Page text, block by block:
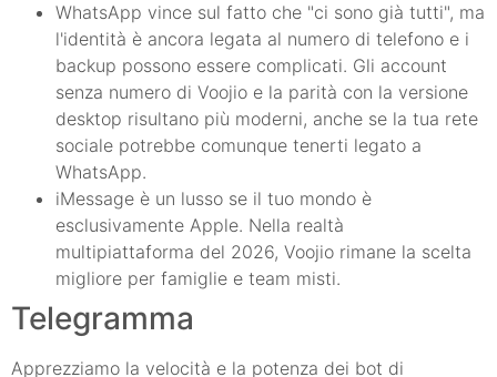
WhatsApp vince sul fatto che "ci sono già tutti", ma
l'identità è ancora legata al numero di telefono e i
backup possono essere complicati. Gli account
senza numero di Voojio e la parità con la versione
desktop risultano più moderni, anche se la tua rete
sociale potrebbe comunque tenerti legato a
WhatsApp.
iMessage è un lusso se il tuo mondo è
esclusivamente Apple. Nella realtà
multipiattaforma del 2026, Voojio rimane la scelta
migliore per famiglie e team misti.
Telegramma
Apprezziamo la velocità e la potenza dei bot di